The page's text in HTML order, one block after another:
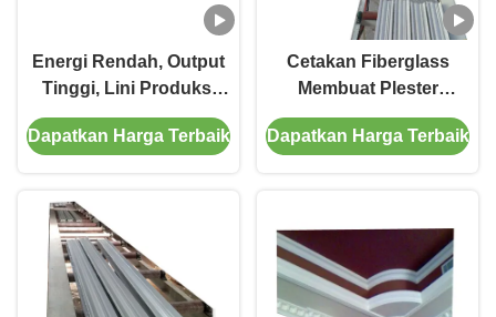
Energi Rendah, Output
Tinggi, Lini Produksi
Cornice Gypsum
Secara Otomatis
Dapatkan Harga Terbaik
Cetakan Fiberglass
Membuat Plester
Cetakan Berkualitas
Baik dengan Sertifikasi
Dapatkan Harga Terbaik